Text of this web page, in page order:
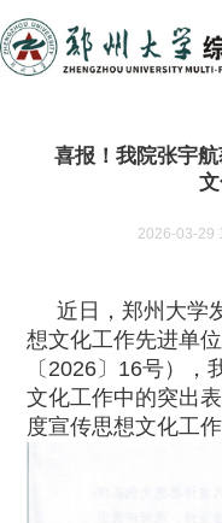
喜报！我院张宇
2026-03-
近日，郑州大学
想文化工作先进单
〔2026〕16号）
文化工作中的突出
度宣传思想文化工